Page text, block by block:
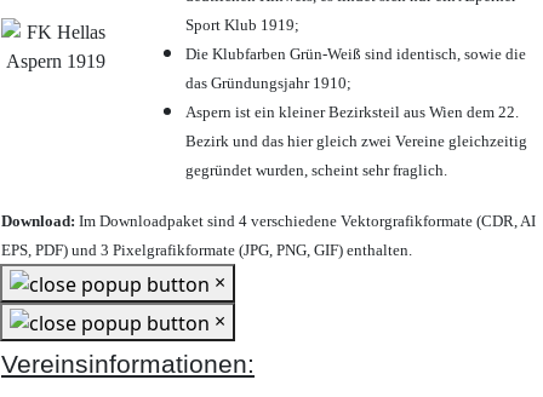
Sport Klub 1919;
Die Klubfarben Grün-Weiß sind identisch, sowie die
das Gründungsjahr 1910;
Aspern ist ein kleiner Bezirksteil aus Wien dem 22.
Bezirk und das hier gleich zwei Vereine gleichzeitig
gegründet wurden, scheint sehr fraglich.
Download: Im Downloadpaket sind 4 verschiedene Vektorgrafikformate (CDR, AI
EPS, PDF) und 3 Pixelgrafikformate (JPG, PNG, GIF) enthalten.
×
×
Vereinsinformationen: